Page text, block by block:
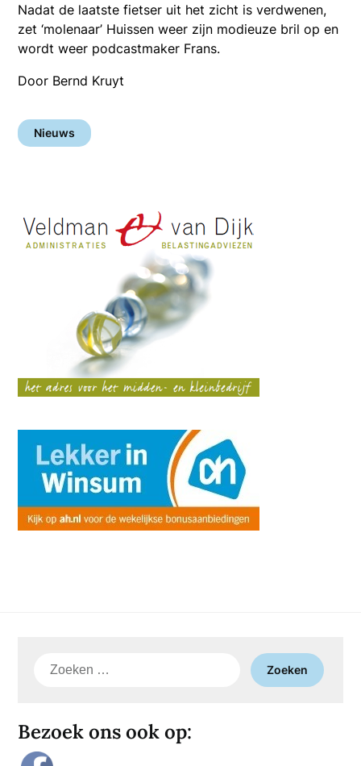
Nadat de laatste fietser uit het zicht is verdwenen,
zet ‘molenaar’ Huissen weer zijn modieuze bril op en
wordt weer podcastmaker Frans.
Door Bernd Kruyt
Nieuws
Zoeken
Bezoek ons ook op: